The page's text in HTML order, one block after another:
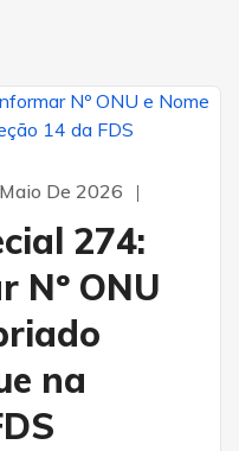
De 2026
274:
Nº ONU
na